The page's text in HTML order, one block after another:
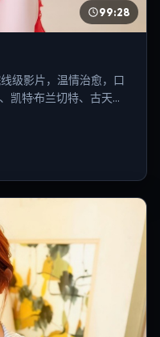
99:28
级影片，温情治愈，口
凯特·布兰切特、古天乐